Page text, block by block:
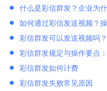
什么是彩信群发？企业为
如何通过彩信发送视频？
彩信群发可以发送视频吗？
彩信群发规定与操作要点
彩信群发如何计费
彩信群发失败常见原因